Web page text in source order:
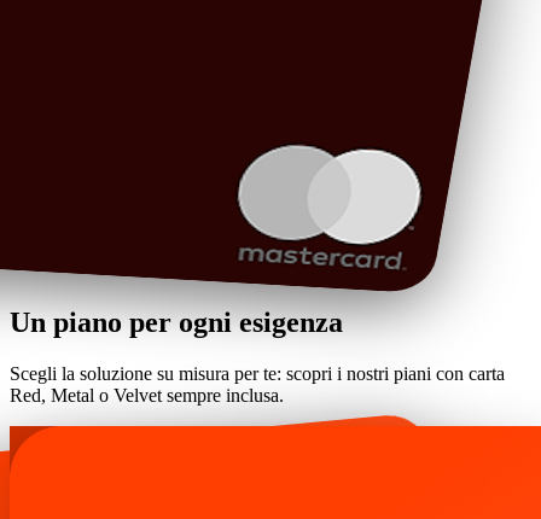
Un piano per ogni esigenza
Scegli la soluzione su misura per te: scopri i nostri piani con carta
Red, Metal o Velvet sempre inclusa.